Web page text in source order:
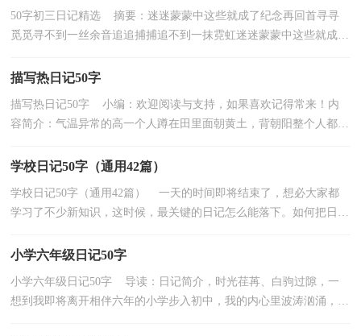
50字初三日记精选 摘要：迷迷蒙蒙中这些就成了纪念再回首寻寻
觅觅寻不到一丝余音追追捕捕追不到一抹霓虹迷迷蒙蒙中这些就成了
描写热日记50字
描写热日记50字 小编：欢迎阅读与支持，如果喜欢记得常来！内
容简介：气温异常的高一个人蹲在田里面朝黄土，背朝阳整个人都感
学校日记50字（通用42篇）
学校日记50字（通用42篇） 一天的时间即将结束了，想必大家都
学习了不少新知识，这时候，最关键的日记怎么能落下。如何把日记
小学六年级日记50字
小学六年级日记50字 导读：日记简介，时光荏苒、白驹过隙，一
想到我即将离开相伴六年的小学步入初中，我的内心里波涛汹涌，翻